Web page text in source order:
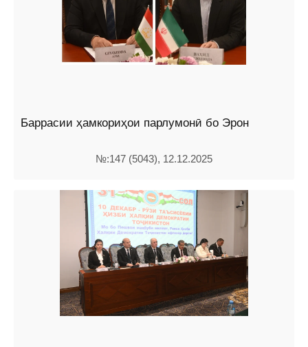
Баррасии ҳамкориҳои парлумонӣ бо Эрон
№:147 (5043), 12.12.2025